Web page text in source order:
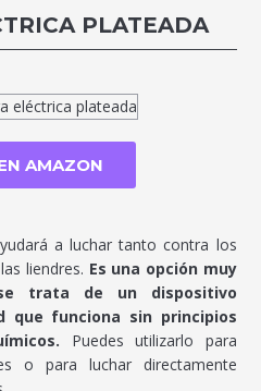
PLATEADA
AMAZON
a luchar tanto contra los
liendres. Es una opción muy
trata de un dispositivo
que funciona sin principios
Puedes utilizarlo para
o para luchar directamente